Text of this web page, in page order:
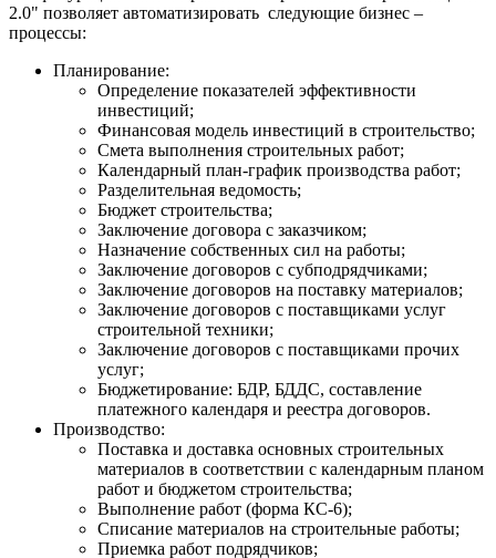
2.0" позволяет автоматизировать следующие бизнес –
процессы:
Планирование:
Определение показателей эффективности
инвестиций;
Финансовая модель инвестиций в строительство;
Смета выполнения строительных работ;
Календарный план-график производства работ;
Разделительная ведомость;
Бюджет строительства;
Заключение договора с заказчиком;
Назначение собственных сил на работы;
Заключение договоров с субподрядчиками;
Заключение договоров на поставку материалов;
Заключение договоров с поставщиками услуг
строительной техники;
Заключение договоров с поставщиками прочих
услуг;
Бюджетирование: БДР, БДДС, составление
платежного календаря и реестра договоров.
Производство:
Поставка и доставка основных строительных
материалов в соответствии с календарным планом
работ и бюджетом строительства;
Выполнение работ (форма КС-6);
Списание материалов на строительные работы;
Приемка работ подрядчиков;